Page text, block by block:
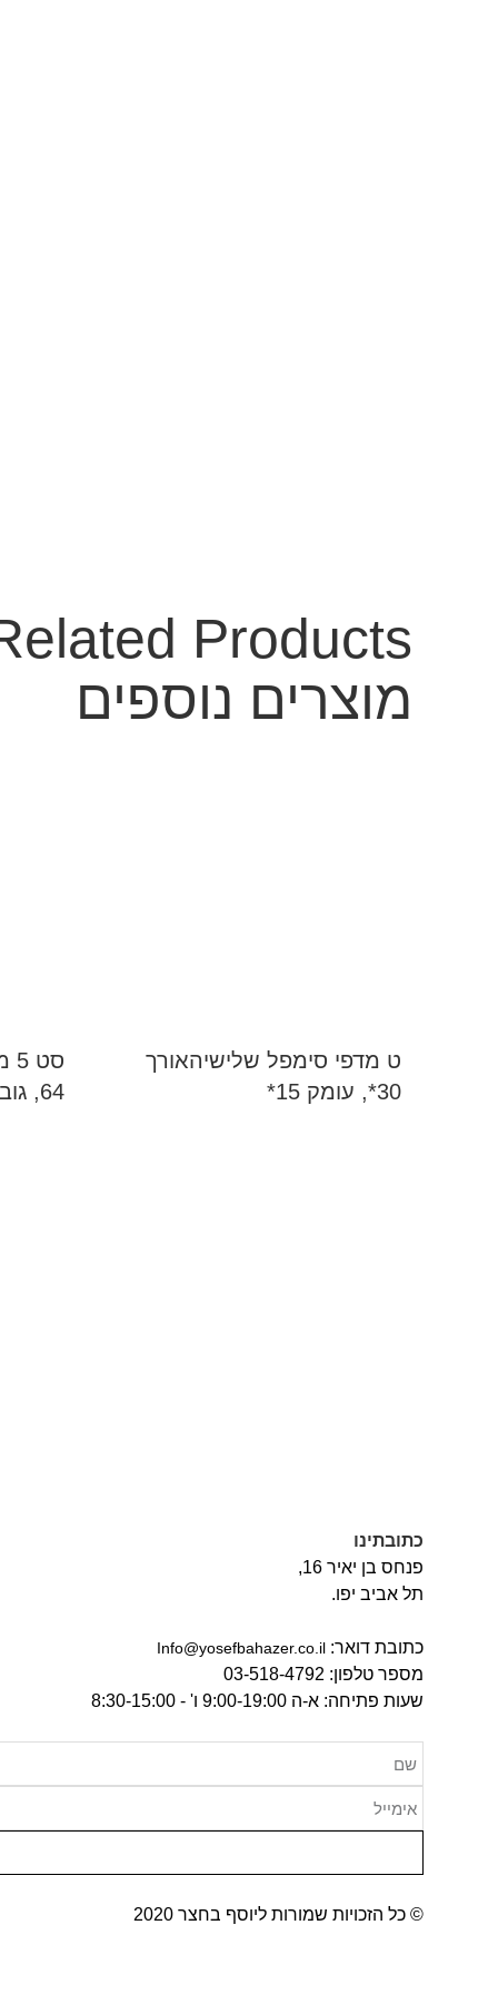
Products
מוצרים נוספים
ט מדפי סימפל שלישיהאורך
30*, עומק 15*
64, גובה 81, רוחב 64
כתובתינו
פנחס בן יאיר 16,
תל אביב יפו.
כתובת דואר:‫Info@yosefbahazer.co.il‬
מספר טלפון: 03-518-4792
שעות פתיחה: א-ה 9:00-19:00 ו' - 8:30-15:00
© כל הזכויות שמורות ליוסף בחצר 2020​